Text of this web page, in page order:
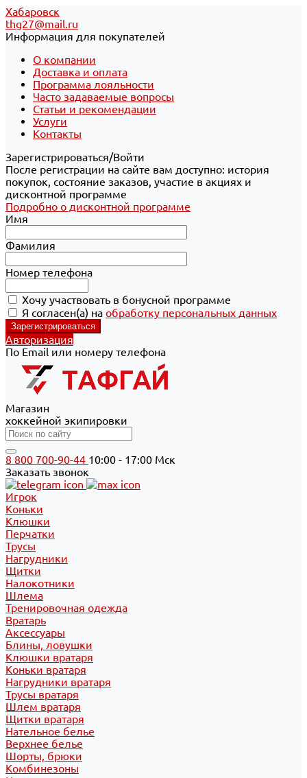
Хабаровск
thg27@mail.ru
Информация для покупателей
О компании
Доставка и оплата
Программа лояльности
Часто задаваемые вопросы
Статьи и рекомендации
Услуги
Контакты
Зарегистрироваться/Войти
После регистрации на сайте вам доступно: история
покупок, состояние заказов, участие в акциях и
дисконтной программе
Подробно о дисконтной программе
Имя
Фамилия
Номер телефона
Хочу участвовать в бонусной программе
Я согласен(а) на обработку персональных данных
Авторизация
По Email или номеру телефона
Магазин
хоккейной экипировки
8 800 700-90-44 10:00 - 17:00 Мск
Заказать звонок
Игрок
Коньки
Клюшки
Перчатки
Трусы
Нагрудники
Щитки
Налокотники
Шлема
Тренировочная одежда
Вратарь
Аксессуары
Блины, ловушки
Клюшки вратаря
Коньки вратаря
Нагрудники вратаря
Трусы вратаря
Шлем вратаря
Щитки вратаря
Нательное белье
Верхнее белье
Шорты, брюки
Комбинезоны